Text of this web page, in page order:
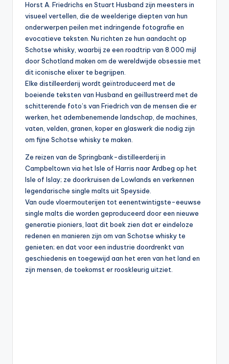
Horst A. Friedrichs en Stuart Husband zijn meesters in
visueel vertellen, die de weelderige diepten van hun
onderwerpen peilen met indringende fotografie en
evocatieve teksten. Nu richten ze hun aandacht op
Schotse whisky, waarbij ze een roadtrip van 8.000 mijl
door Schotland maken om de wereldwijde obsessie met
dit iconische elixer te begrijpen.
Elke distilleerderij wordt geïntroduceerd met de
boeiende teksten van Husband en geïllustreerd met de
schitterende foto’s van Friedrich van de mensen die er
werken, het adembenemende landschap, de machines,
vaten, velden, granen, koper en glaswerk die nodig zijn
om fijne Schotse whisky te maken.
Ze reizen van de Springbank-distilleerderij in
Campbeltown via het Isle of Harris naar Ardbeg op het
Isle of Islay; ze doorkruisen de Lowlands en verkennen
legendarische single malts uit Speyside.
Van oude vloermouterijen tot eenentwintigste-eeuwse
single malts die worden geproduceerd door een nieuwe
generatie pioniers, laat dit boek zien dat er eindeloze
redenen en manieren zijn om van Schotse whisky te
genieten; en dat voor een industrie doordrenkt van
geschiedenis en toegewijd aan het eren van het land en
zijn mensen, de toekomst er rooskleurig uitziet.